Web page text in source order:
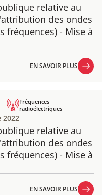
relative au
des ondes
fréquences) - Mise à
EN SAVOIR PLUS
​​​relative au
des ondes
fréquences) - Mise à
Fréquences
radioélectriques
2022
EN SAVOIR PLUS